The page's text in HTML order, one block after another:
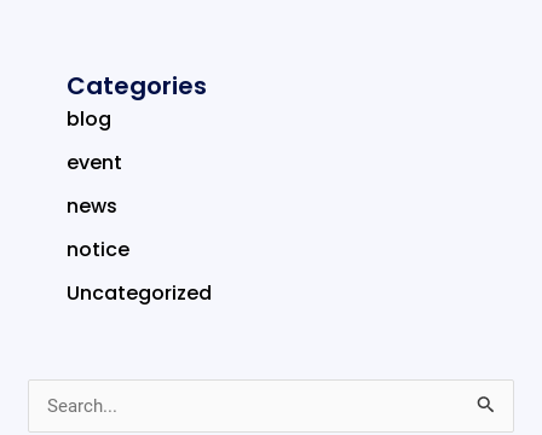
Categories
blog
event
news
notice
Uncategorized